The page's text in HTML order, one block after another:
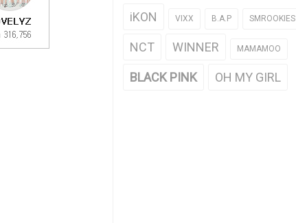
iKON VIXX B.A.P SMROOKIES
NCT WINNER MAMAMOO
BLACK PINK OH MY GIRL